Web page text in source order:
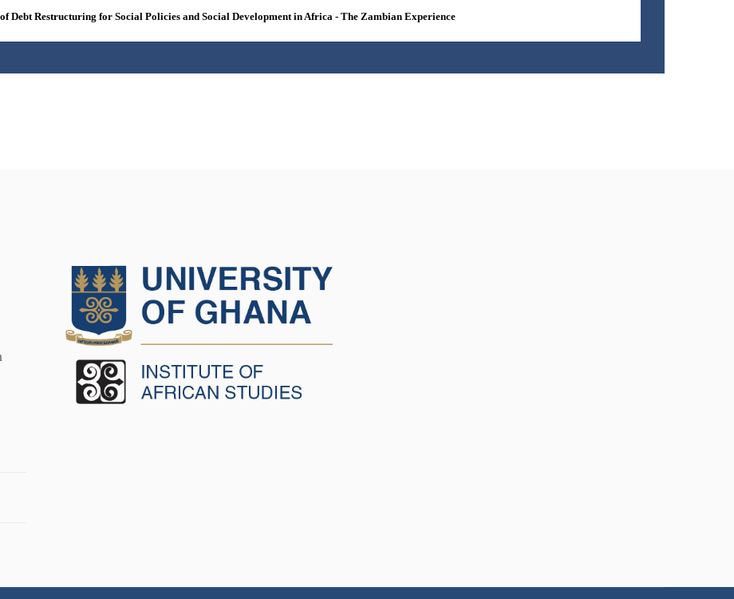
Debt Restructuring for Social Policies and Social Development in Africa - The Zambian Experience